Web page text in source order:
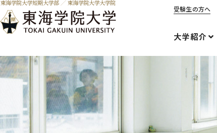
受験生の方へ
大学紹介